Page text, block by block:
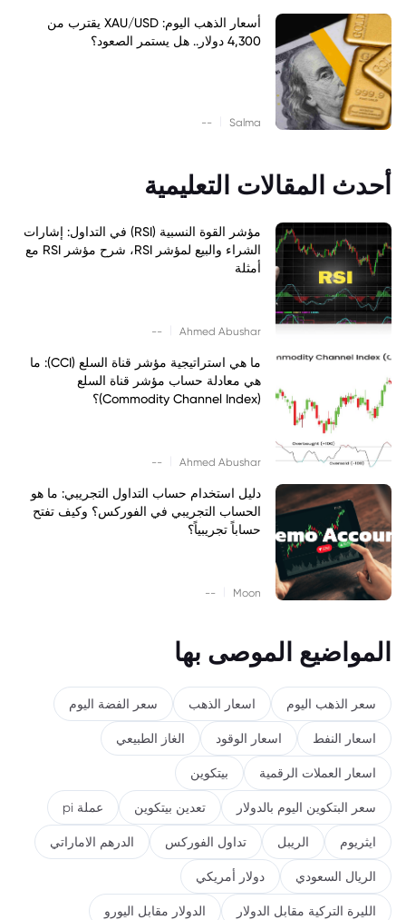
أسعار الذهب اليوم: XAU/USD يقترب من
4,300 دولار.. هل يستمر الصعود؟
Salma
--
أحدث المقالات التعليمية
مؤشر القوة النسبية (RSI) في التداول: إشارات
الشراء والبيع لمؤشر RSI، شرح مؤشر RSI مع
أمثلة
Ahmed Abushar
--
ما هي استراتيجية مؤشر قناة السلع (CCI): ما
هي معادلة حساب مؤشر قناة السلع
(Commodity Channel Index)؟
Ahmed Abushar
--
دليل استخدام حساب التداول التجريبي: ما هو
الحساب التجريبي في الفوركس؟ وكيف تفتح
حساباً تجريبياً؟
Moon
--
المواضيع الموصى بها
سعر الذهب اليوم اسعار الذهب سعر الفضة اليوم
اسعار النفط اسعار الوقود الغاز الطبيعي
اسعار العملات الرقمية بيتكوين
سعر البتكوين اليوم بالدولار تعدين بيتكوين عملة pi
ايثريوم الريبل تداول الفوركس الدرهم الاماراتي
الريال السعودي دولار أمريكي
الليرة التركية مقابل الدولار الدولار مقابل اليورو